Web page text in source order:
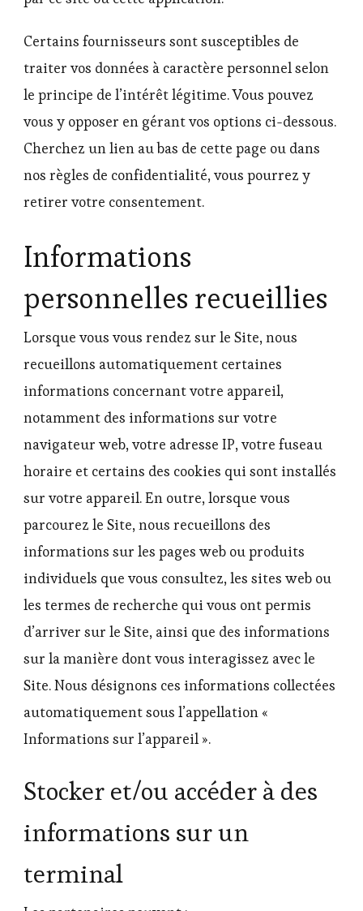
Certains fournisseurs sont susceptibles de
traiter vos données à caractère personnel selon
le principe de l’intérêt légitime. Vous pouvez
vous y opposer en gérant vos options ci-dessous.
Cherchez un lien au bas de cette page ou dans
nos règles de confidentialité, vous pourrez y
retirer votre consentement.
Informations
personnelles recueillies
Lorsque vous vous rendez sur le Site, nous
recueillons automatiquement certaines
informations concernant votre appareil,
notamment des informations sur votre
navigateur web, votre adresse IP, votre fuseau
horaire et certains des cookies qui sont installés
sur votre appareil. En outre, lorsque vous
parcourez le Site, nous recueillons des
informations sur les pages web ou produits
individuels que vous consultez, les sites web ou
les termes de recherche qui vous ont permis
d’arriver sur le Site, ainsi que des informations
sur la manière dont vous interagissez avec le
Site. Nous désignons ces informations collectées
automatiquement sous l’appellation «
Informations sur l’appareil ».
Stocker et/ou accéder à des
informations sur un
terminal